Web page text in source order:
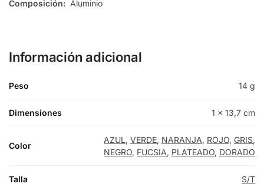
Composición: Aluminio
Información adicional
Peso 14 g
Dimensiones 1 × 13,7 cm
Color
AZUL, VERDE, NARANJA, ROJO, GRIS,
NEGRO, FUCSIA, PLATEADO, DORADO
Talla S/T